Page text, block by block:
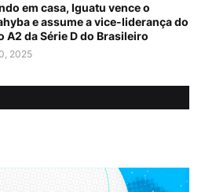
em casa, Iguatu vence o
e assume a vice-liderança do
A2 da Série D do Brasileiro
2025